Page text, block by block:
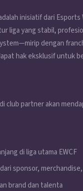
inisiatif dari
liga yang stabil,
dengan
hak eksklusif untuk
club partner akan
di liga utama EWCF
sponsor,
brand dan talenta